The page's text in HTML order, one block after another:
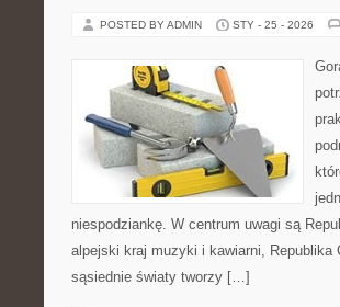
POSTED BY ADMIN STY - 25 - 2026
niespodziankę. W centrum uwagi są
alpejski kraj muzyki i kawiarni, Republika
sąsiednie światy tworzy […]